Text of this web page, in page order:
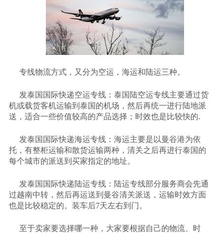
专线物流方式，又分为空运，海运和陆运三种。
发泰国国际快递空运专线：泰国陆空运专线主要通过货
机或载货客机运输到泰国的机场，然后再统一进行陆地派
送，适合一些价值较高的产品选择；时效也是比较快的.
发泰国国际快递海运专线：海运主要是以曼谷港为依
托，有整柜运输和散货运输两种，清关之后再进行泰国的
每个城市的派送到买家指定的地址。
发泰国国际快递陆运专线：陆运专线部分服务商会先通
过越南中转，然后再运送到曼谷清关派送，运输时效方面
也是比较稳定的。装车后7天左右到门。
至于卖家要选择哪一种，大家要根据自己的物流、时